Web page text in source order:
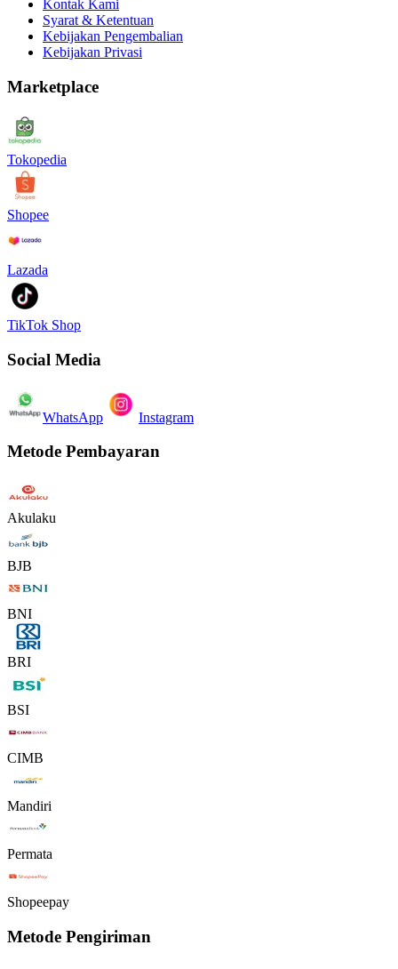
Kontak Kami
Syarat & Ketentuan
Kebijakan Pengembalian
Kebijakan Privasi
Marketplace
Tokopedia
Shopee
Lazada
TikTok Shop
Social Media
WhatsApp Instagram
Metode Pembayaran
Akulaku
BJB
BNI
BRI
BSI
CIMB
Mandiri
Permata
Shopeepay
Metode Pengiriman